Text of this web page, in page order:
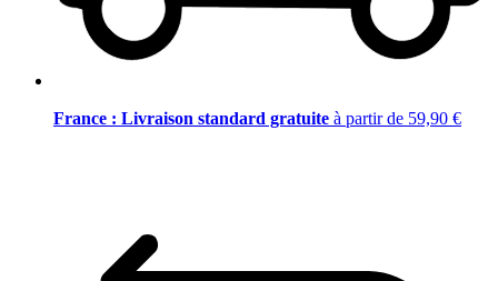
France : Livraison standard gratuite à partir de 59,90 €